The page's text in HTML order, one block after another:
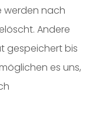
werden nach
Andere
gespeichert bis
es uns,